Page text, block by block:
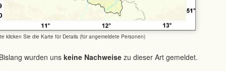
klicken Sie die Karte für Details (für angemeldete Personen)
wurden uns keine Nachweise zu dieser Art gemeldet.